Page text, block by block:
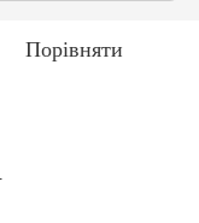
Порівняти